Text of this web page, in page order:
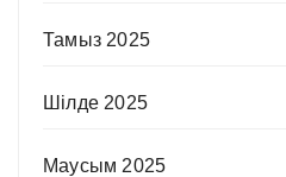
Тамыз 2025
Шілде 2025
Маусым 2025